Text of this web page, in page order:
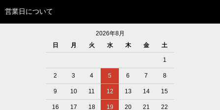
営業日について
2026年8月
日
月 火 水 木 金 土
1
2 3 4 5 6 7 8
9 10 11 12 13 14 15
16 17 18 19 20 21 22